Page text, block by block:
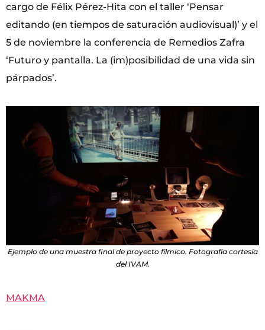
cargo de Félix Pérez-Hita con el taller ‘Pensar
editando (en tiempos de saturación audiovisual)’ y el
5 de noviembre la conferencia de Remedios Zafra
‘Futuro y pantalla. La (im)posibilidad de una vida sin
párpados’.
Ejemplo de una muestra final de proyecto fílmico. Fotografía cortesía
del IVAM.
MAKMA